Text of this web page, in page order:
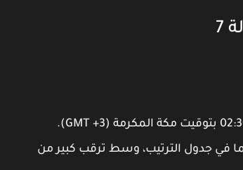
7
ستقام المباراة يوم السبت الموافق 5 أكتوبر 2024 في تمام الساعة 02:30 بتوقيت مكة المكرمة (GMT +3).
في جدول الترتيب، وسط ترقب كبير من